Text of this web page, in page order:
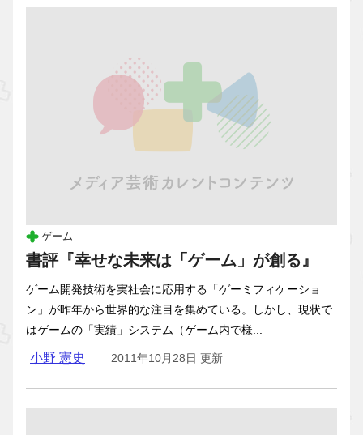
ゲーム
書評『幸せな未来は「ゲーム」が創る』
ゲーム開発技術を実社会に応用する「ゲーミフィケーショ
ン」が昨年から世界的な注目を集めている。しかし、現状で
はゲームの「実績」システム（ゲーム内で様...
小野 憲史 2011年10月28日 更新